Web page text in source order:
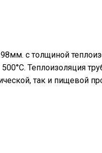
с толщиной
Теплоизоляция
так и пищевой